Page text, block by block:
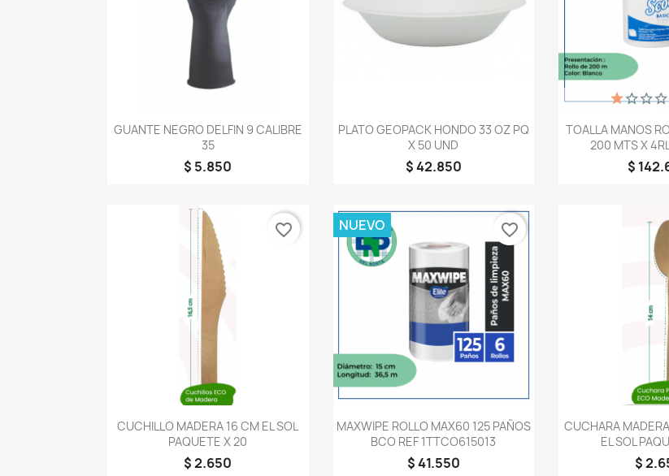
Vista rápida
GUANTE NEGRO DELFIN 9 CALIBRE
35
$ 5.850
Vista rápida
PLATO GEOPACK HONDO 33 OZ PQ
X 50 UND
$ 42.850
Vista
TOALLA MANOS
200 MTS X
$
Vista rápida
CUCHILLO MADERA 16 CM EL SOL
PAQUETE X 20
$ 2.650
favorite_border
Vista rápida
MAXWIPE ROLLO MAX60 125 PAÑOS
BCO REF 1TTCO615013
$ 41.550
NUEVO favorite_border
Vista
CUCHARA
EL SOL
$